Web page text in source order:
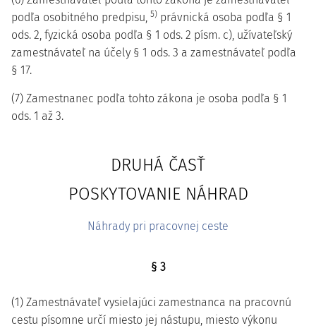
podľa osobitného predpisu, 5) právnická osoba podľa § 1
ods. 2, fyzická osoba podľa § 1 ods. 2 písm. c), užívateľský
zamestnávateľ na účely § 1 ods. 3 a zamestnávateľ podľa
§ 17.
(7) Zamestnanec podľa tohto zákona je osoba podľa § 1
ods. 1 až 3.
DRUHÁ ČASŤ
POSKYTOVANIE NÁHRAD
Náhrady pri pracovnej ceste
§ 3
(1) Zamestnávateľ vysielajúci zamestnanca na pracovnú
cestu písomne určí miesto jej nástupu, miesto výkonu